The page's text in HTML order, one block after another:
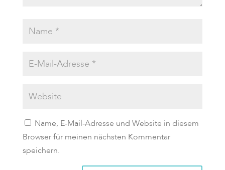
Name, E-Mail-Adresse und Website in diesem
Browser für meinen nächsten Kommentar
speichern.